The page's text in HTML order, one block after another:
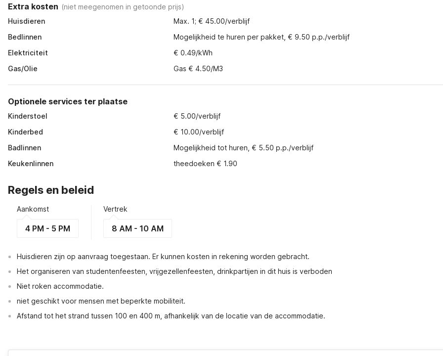
Extra kosten (niet meegenomen in getoonde prijs)
Huisdieren
Max. 1; € 45.00/verblijf
Bedlinnen
Mogelijkheid te huren per pakket, € 9.50 p.p./verblijf
Elektriciteit
€ 0.49/kWh
Gas/Olie
Gas € 4.50/M3
Optionele services ter plaatse
Kinderstoel
€ 5.00/verblijf
Kinderbed
€ 10.00/verblijf
Badlinnen
Mogelijkheid tot huren, € 5.50 p.p./verblijf
Keukenlinnen
theedoeken € 1.90
Regels en beleid
Aankomst
4 PM - 5 PM
Vertrek
8 AM - 10 AM
Huisdieren zijn op aanvraag toegestaan. Er kunnen kosten in rekening worden gebracht.
Het organiseren van studentenfeesten, vrijgezellenfeesten, drinkpartijen in dit huis is verboden
Niet roken accommodatie.
niet geschikt voor mensen met beperkte mobiliteit.
Afstand tot het strand tussen 100 en 400 m, afhankelijk van de locatie van de accommodatie.